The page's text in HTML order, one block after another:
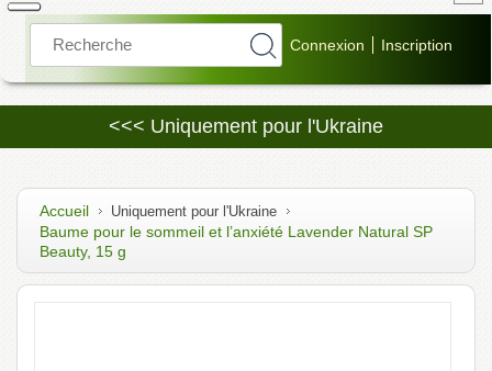
<<< Uniquement pour l'Ukraine
Accueil Uniquement pour l'Ukraine
Baume pour le sommeil et l’anxiété Lavender Natural SP
Beauty, 15 g